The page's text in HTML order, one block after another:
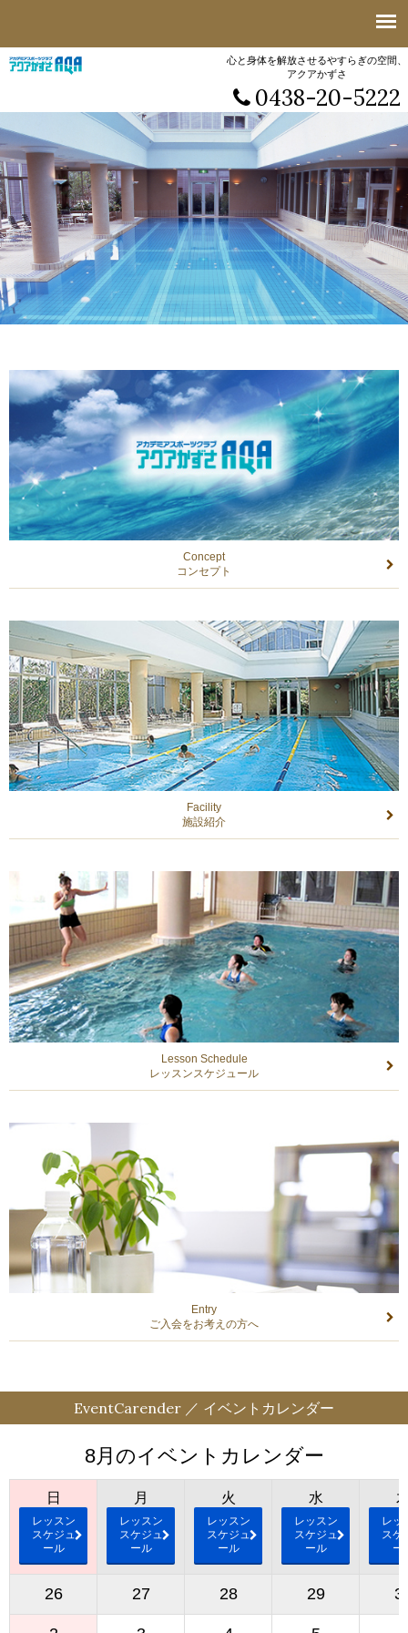
心と身体を解放させるやすらぎの空間、
アクアかずさ
0438-20-5222
Concept
コンセプト
Facility
施設紹介
Lesson Schedule
レッスンスケジュール
Entry
ご入会をお考えの方へ
EventCarender ／ イベントカレンダー
8月のイベントカレンダー
日
レッスン
スケジュ
ール
月
レッスン
スケジュ
ール
火
レッスン
スケジュ
ール
水
レッスン
スケジュ
ール
レッ
スケ
ー
26 27 28 29